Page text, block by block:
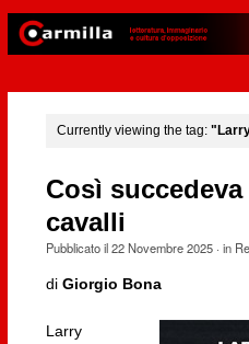
Currently viewing the tag:
Così
cavalli
Pubblicato il22 Novembre 2025· in
di Giorgio Bona
Larry